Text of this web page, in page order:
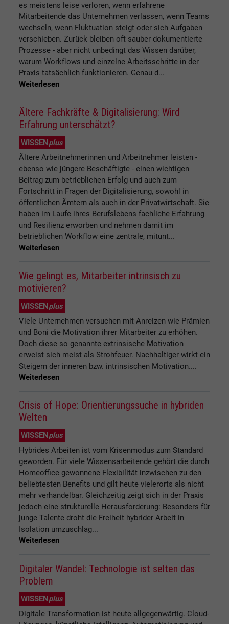
es meistens leise verloren, wenn erfahrene
Mitarbeitende das Unternehmen verlassen, wenn Teams
wechseln, wenn Fluktuation steigt oder sich Aufgaben
verschieben. Zurück bleiben oft sauber dokumentierte
Prozesse - aber nicht unbedingt das Wissen darüber,
warum Workflows und einzelne Arbeitsschritte in der
Praxis tatsächlich funktionieren. Genau d...
Weiterlesen
Ältere Fachkräfte & Digitalisierung: Wird
Erfahrung unterschätzt?
WISSENplus
Ältere Arbeitnehmerinnen und Arbeitnehmer leisten -
ebenso wie jüngere Beschäftigte - einen wichtigen
Beitrag zum betrieblichen Erfolg und auch zum
Fortschritt in Fragen der Digitalisierung, sowohl in
öffentlichen Ämtern als auch in der Privatwirtschaft. Sie
haben im Laufe ihres Berufslebens fachliche Erfahrung
und Resilienz erworben und nehmen damit im
betrieblichen Workflow eine zentrale, mitunt...
Weiterlesen
Wie gelingt es, Mitarbeiter intrinsisch zu
motivieren?
WISSENplus
Viele Unternehmen versuchen mit Anreizen wie Prämien
und Boni die Motivation ihrer Mitarbeiter zu erhöhen.
Doch diese so genannte extrinsische Motivation
erweist sich meist als Strohfeuer. Nachhaltiger wirkt ein
Steigern der inneren bzw. intrinsischen Motivation....
Weiterlesen
Crisis of Hope: Orientierungssuche in hybriden
Welten
WISSEN plus
Hybrides Arbeiten ist vom Krisenmodus zum Standard
geworden. Für viele Wissensarbeitende gehört die durch
Homeoffice gewonnene Flexibilität inzwischen zu den
beliebtesten Benefits und gilt heute vielerorts als nicht
mehr verhandelbar. Gleichzeitig zeigt sich in der Praxis
jedoch eine strukturelle Herausforderung: Besonders für
junge Talente droht die Freiheit hybrider Arbeit in
Isolation umzuschlag...
Weiterlesen
Digitaler Wandel: Technologie ist selten das
Problem
WISSENplus
Digitale Transformation ist heute allgegenwärtig. Cloud-